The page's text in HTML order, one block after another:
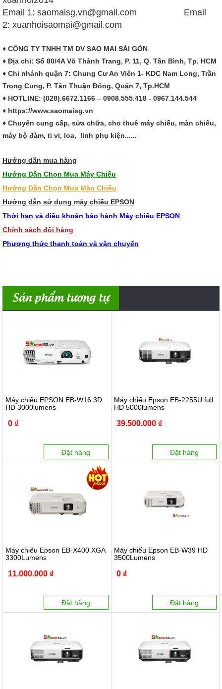
Email 1: saomaisg.vn@gmail.com Email
2: xuanhoisaomai@gmail.com
♦ CÔNG TY TNHH TM DV SAO MAI SÀI GÒN
♦ Địa chỉ: Số 80/4A Võ Thành Trang, P. 11, Q. Tân Bình, Tp. HCM
♦ Chi nhánh quận 7: Chung Cư An Viên 1- KDC Nam Long, Trần
Trọng Cung, P. Tân Thuận Đông, Quận 7, Tp.HCM
♦ HOTLINE: (028).6672.1166 – 0908.555.418 - 0967.144.544
♦ https://www.saomaisg.vn
♦ Chuyên cung cấp, sửa chữa, cho thuê máy chiếu, màn chiếu,
máy bộ đàm, ti vi, loa, linh phụ kiện......
Hướng dẫn mua hàng
Hướng Dẫn Chọn Mua Máy Chiếu
Hướng Dẫn Chọn Mua Màn Chiếu
Hướng dẫn sử dụng máy chiếu EPSON
Thời hạn và điều khoản bảo hành Máy chiếu EPSON
Chính sách đổi hàng
Phương thức thanh toán và vận chuyển
Sản phẩm tương tự
Máy chiếu EPSON EB-W16 3D
HD 3000lumens
0 ₫
Đặt hàng
Máy chiếu Epson EB-2255U full
HD 5000lumens
39.500.000 ₫
Đặt hàng
Máy chiếu Epson EB-X400 XGA
3300Lumens
11.000.000 ₫
Đặt hàng
Máy chiếu Epson EB-W39 HD
3500Lumens
0 ₫
Đặt hàng